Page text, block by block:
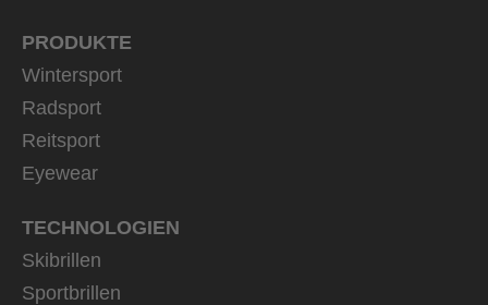
PRODUKTE
Wintersport
Radsport
Reitsport
Eyewear
TECHNOLOGIEN
Skibrillen
Sportbrillen